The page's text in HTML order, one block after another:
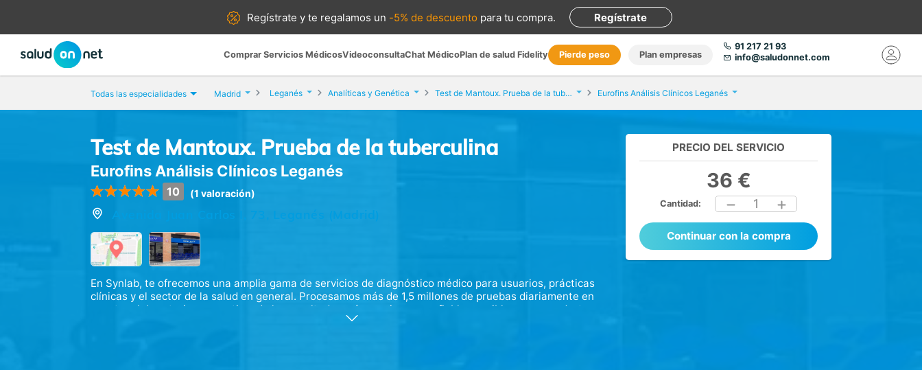
Regístrate yte regalamos un -5% de descuento para tu compra. Regístrate
Comprar Servicios MédicosVideoconsultaChat MédicoPlan de salud Fidelity Pierde peso Plan empresas
91 217 21 93
info@saludonnet.com
Todas las especialidades Madrid Leganés Analíticas y Genética Test de Mantoux. Prueba de la tuberculina Eurofins Análisis Clínicos Leganés
Test de Mantoux. Prueba de la tuberculina
Eurofins Análisis Clínicos Leganés
10 (1 valoración)
Avenida Juan Carlos I, 73, Leganés (Madrid)
En Synlab, te ofrecemos una amplia gama de servicios de diagnóstico médico para usuarios, prácticas
clínicas y el sector de la salud en general. Procesamos más de 1,5 millones de pruebas diariamente en
nuestros laboratorios, garantizando los resultados más precisos y confiables posibles para ayudarte a
elegir el tratamiento más adecuado. Disponemos de tecnología de diagnóstico de última generación para
PRECIO DEL SERVICIO
36 €
Cantidad: 1
Continuar con la compra